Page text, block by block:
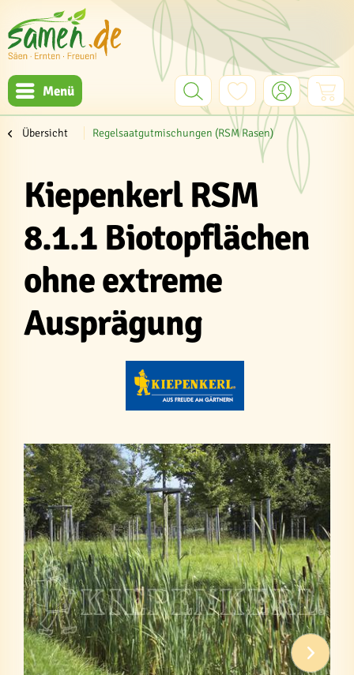
Menü
Übersicht Regelsaatgutmischungen (RSM Rasen)
Kiepenkerl RSM
8.1.1 Biotopflächen
ohne extreme
Ausprägung